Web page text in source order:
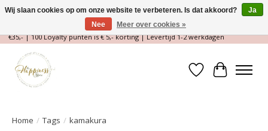
Magische Conceptstore, Edelstenen & Spirituele winkel | Gratis verzending >
€35,- | 100 Loyalty punten is € 5,- korting | Levertijd 1-2 werkdagen
Verlanglijst
Home / Tags / kamakura
Wij slaan cookies op om onze website te verbeteren. Is dat akkoord?
Ja
Nee
Meer over cookies »